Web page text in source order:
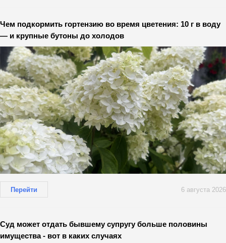
Чем подкормить гортензию во время цветения: 10 г в воду
— и крупные бутоны до холодов
Перейти 6 августа 2026
Суд может отдать бывшему супругу больше половины
имущества - вот в каких случаях